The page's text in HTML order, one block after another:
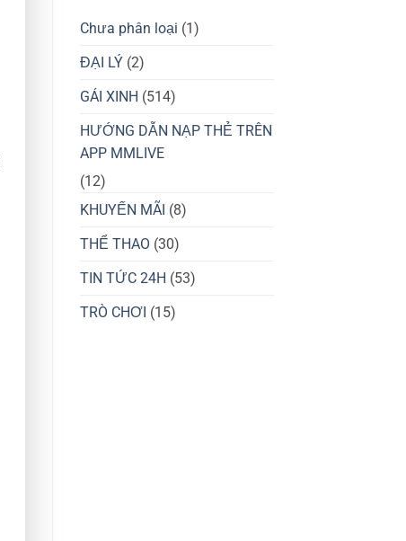
Xóc
–
Bí
Thắng
Lớn
Chưa phân loại (1)
ĐẠI LÝ(2)
GÁI XINH (514)
HƯỚNG DẪN NẠP THẺ TRÊN
APP MMLIVE
(12)
KHUYẾN MÃI (8)
THỂ THAO (30)
TIN TỨC 24H (53)
TRÒ CHƠI (15)